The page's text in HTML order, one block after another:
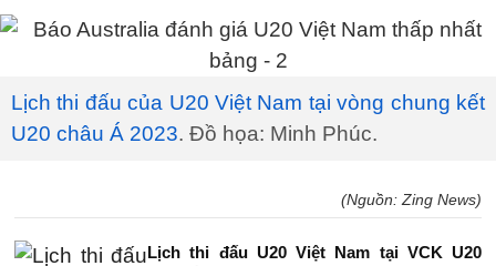
Lịch thi đấu của U20 Việt Nam tại vòng chung kết
U20 châu Á 2023. Đồ họa: Minh Phúc.
(Nguồn: Zing News)
Lịch thi đấu U20 Việt Nam tại VCK U20